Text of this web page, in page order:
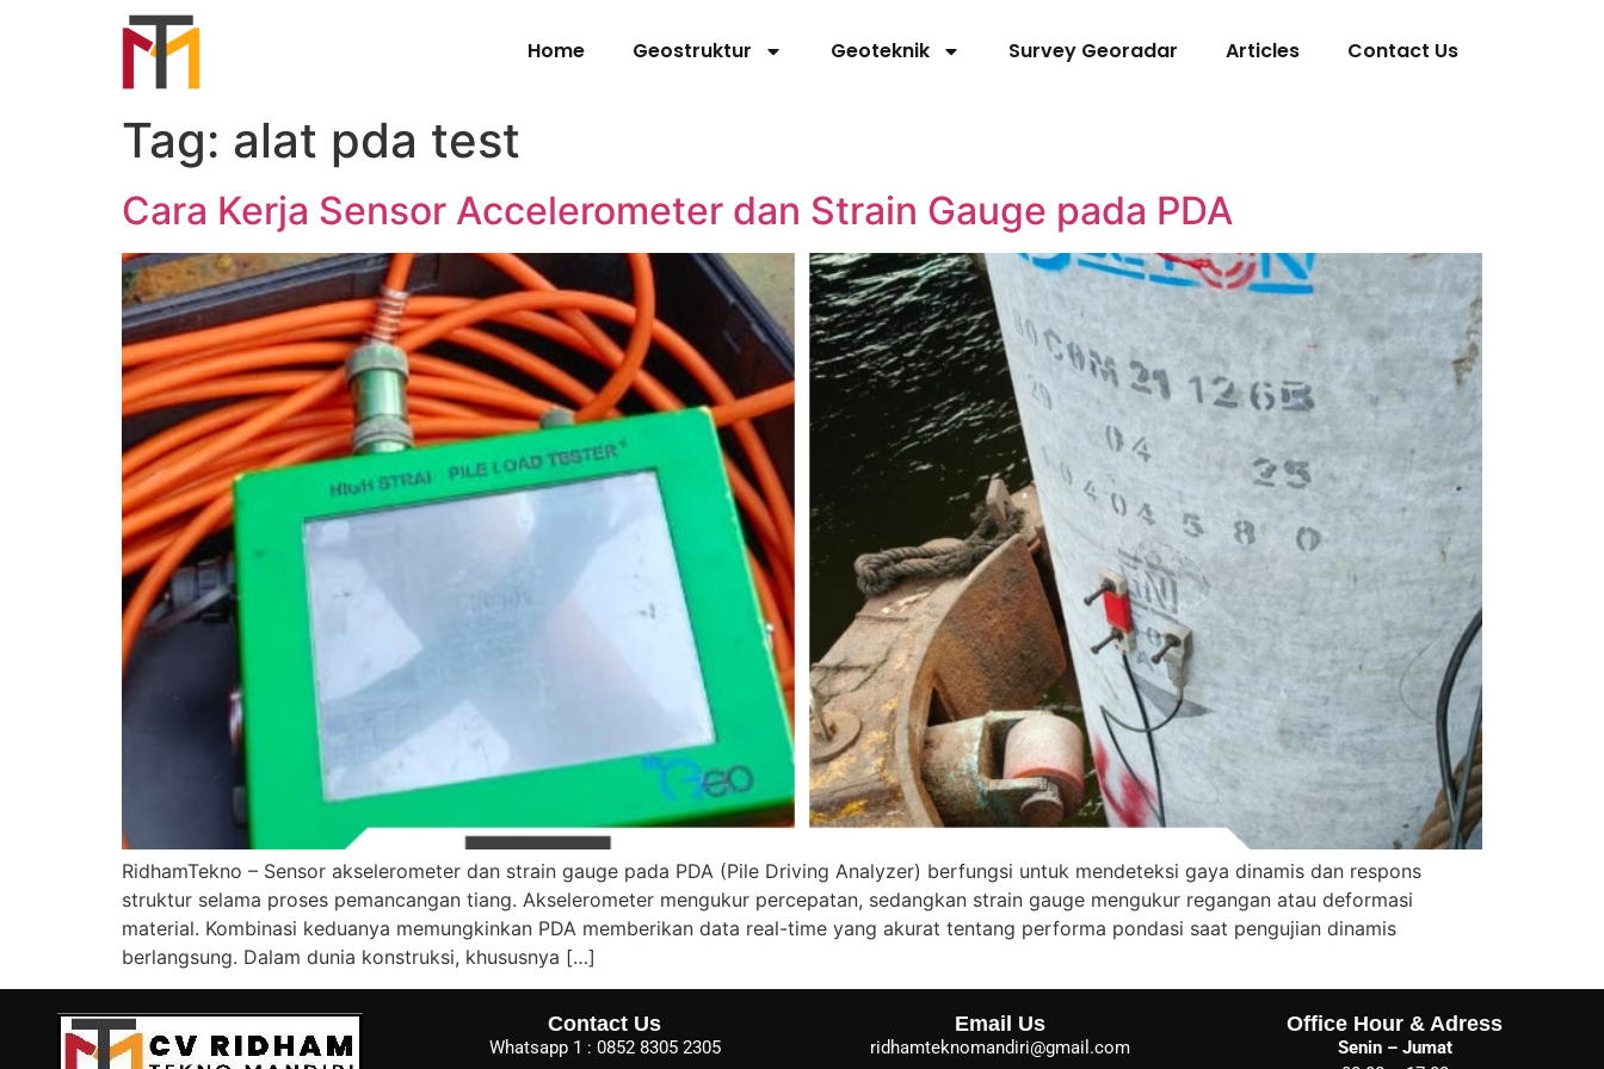
Home Geostruktur Geoteknik Survey Georadar Articles Contact Us
Tag: alat pda test
Cara Kerja Sensor Accelerometer dan Strain Gauge pada PDA
RidhamTekno – Sensor akselerometer dan strain gauge pada PDA (Pile Driving Analyzer) berfungsi untuk mendeteksi gaya dinamis dan respons
struktur selama proses pemancangan tiang. Akselerometer mengukur percepatan, sedangkan strain gauge mengukur regangan atau deformasi
material. Kombinasi keduanya memungkinkan PDA memberikan data real-time yang akurat tentang performa pondasi saat pengujian dinamis
berlangsung. Dalam dunia konstruksi, khususnya […]
Contact Us
Whatsapp 1 : 0852 8305 2305
Email Us
ridhamteknomandiri@gmail.com
Office Hour & Adress
Senin – Jumat